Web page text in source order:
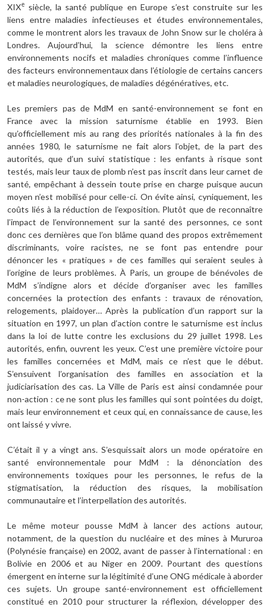
XIXe siècle, la santé publique en Europe s’est construite sur les
liens entre maladies infectieuses et études environnementales,
comme le montrent alors les travaux de John Snow sur le choléra à
Londres. Aujourd’hui, la science démontre les liens entre
environnements nocifs et maladies chroniques comme l’influence
des facteurs environnementaux dans l’étiologie de certains cancers
et maladies neurologiques, de maladies dégénératives, etc.
Les premiers pas de MdM en santé-environnement se font en
France avec la mission saturnisme établie en 1993. Bien
qu’officiellement mis au rang des priorités nationales à la fin des
années 1980, le saturnisme ne fait alors l’objet, de la part des
autorités, que d’un suivi statistique : les enfants à risque sont
testés, mais leur taux de plomb n’est pas inscrit dans leur carnet de
santé, empêchant à dessein toute prise en charge puisque aucun
moyen n’est mobilisé pour celle-ci. On évite ainsi, cyniquement, les
coûts liés à la réduction de l’exposition. Plutôt que de reconnaître
l’impact de l’environnement sur la santé des personnes, ce sont
donc ces dernières que l’on blâme quand des propos extrêmement
discriminants, voire racistes, ne se font pas entendre pour
dénoncer les « pratiques » de ces familles qui seraient seules à
l’origine de leurs problèmes. À Paris, un groupe de bénévoles de
MdM s’indigne alors et décide d’organiser avec les familles
concernées la protection des enfants : travaux de rénovation,
relogements, plaidoyer… Après la publication d’un rapport sur la
situation en 1997, un plan d’action contre le saturnisme est inclus
dans la loi de lutte contre les exclusions du 29 juillet 1998. Les
autorités, enfin, ouvrent les yeux. C’est une première victoire pour
les familles concernées et MdM, mais ce n’est que le début.
S’ensuivent l’organisation des familles en association et la
judiciarisation des cas. La Ville de Paris est ainsi condamnée pour
non-action : ce ne sont plus les familles qui sont pointées du doigt,
mais leur environnement et ceux qui, en connaissance de cause, les
ont laissé y vivre.
C’était il y a vingt ans. S’esquissait alors un mode opératoire en
santé environnementale pour MdM : la dénonciation des
environnements toxiques pour les personnes, le refus de la
stigmatisation, la réduction des risques, la mobilisation
communautaire et l’interpellation des autorités.
Le même moteur pousse MdM à lancer des actions autour,
notamment, de la question du nucléaire et des mines à Mururoa
(Polynésie française) en 2002, avant de passer à l’international : en
Bolivie en 2006 et au Niger en 2009. Pourtant des questions
émergent en interne sur la légitimité d’une ONG médicale à aborder
ces sujets. Un groupe santé-environnement est officiellement
constitué en 2010 pour structurer la réflexion, développer des